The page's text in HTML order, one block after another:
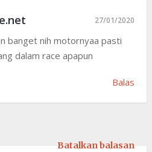
27/01/2020
banget nih motornyaa pasti
dalam race apapun
Balas
Batalkan balasan